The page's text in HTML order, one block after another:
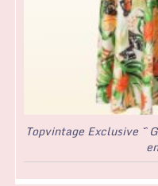
Topvintage Exclusive ~